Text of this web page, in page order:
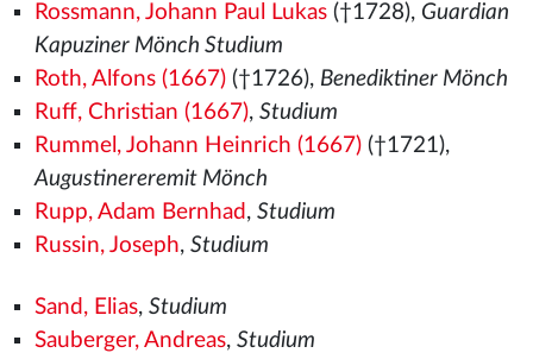
Rossmann, Johann Paul Lukas(†1728), Guardian
Kapuziner Mönch Studium
Roth, Alfons (1667)(†1726), Benediktiner Mönch
Ruff, Christian (1667), Studium
Rummel, Johann Heinrich (1667)(†1721),
Augustinereremit Mönch
Rupp, Adam Bernhad , Studium
Russin, Joseph, Studium
Sand, Elias, Studium
Sauberger, Andreas, Studium